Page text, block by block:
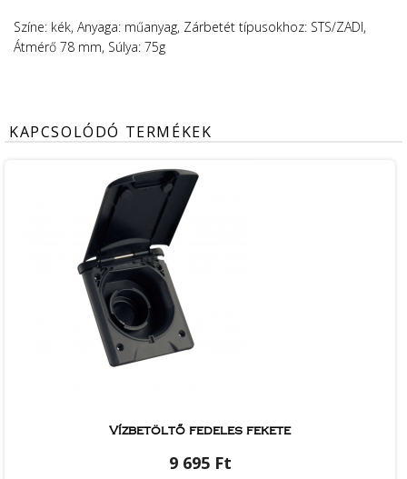
Színe: kék, Anyaga: műanyag, Zárbetét típusokhoz: STS/ZADI,
Átmérő 78 mm, Súlya: 75g
KAPCSOLÓDÓ TERMÉKEK
Vízbetöltő fedeles fekete
9 695 Ft